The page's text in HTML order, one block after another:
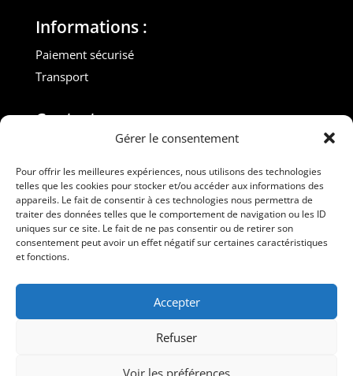
Gérer le consentement
Pour offrir les meilleures expériences, nous utilisons des technologies
telles que les cookies pour stocker et/ou accéder aux informations des
appareils. Le fait de consentir à ces technologies nous permettra de
traiter des données telles que le comportement de navigation ou les ID
uniques sur ce site. Le fait de ne pas consentir ou de retirer son
consentement peut avoir un effet négatif sur certaines caractéristiques
et fonctions.
Accepter
Refuser
Voir les préférences
Informations :
Paiement sécurisé
Transport
Contact :
M. Gilles ROUVEYROL
Tél. : +33(0)6 07 72 40 47
dansdebeauxdraps@gmail.com
Professionnels
Suivez-nous